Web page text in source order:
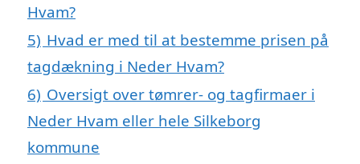
Hvam?
5) Hvad er med til at bestemme prisen på
tagdækning i Neder Hvam?
6) Oversigt over tømrer- og tagfirmaer i
Neder Hvam eller hele Silkeborg
kommune